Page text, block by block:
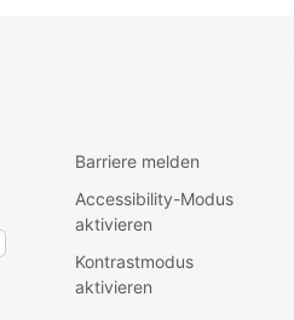
Barriere melden
Accessibility-Modus
aktivieren
Kontrastmodus
aktivieren